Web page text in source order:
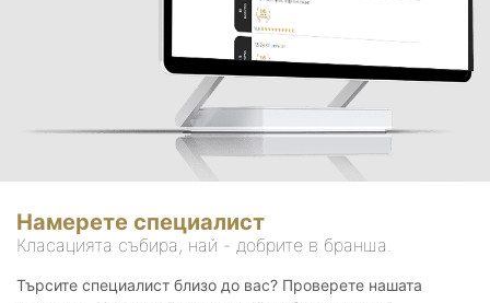
Намерете специалист
Класацията събира, най - добрите в бранша.
Търсите специалист близо до вас? Проверете нашата